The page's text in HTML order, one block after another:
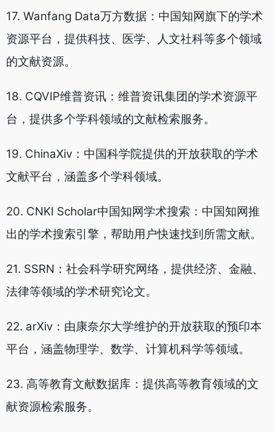
17. Wanfang Data万方数据：中国知网旗下的学术
资源平台，提供科技、医学、人文社科等多个领域
的文献资源。
18. CQVIP维普资讯：维普资讯集团的学术资源平
台，提供多个学科领域的文献检索服务。
19. ChinaXiv：中国科学院提供的开放获取的学术
文献平台，涵盖多个学科领域。
20. CNKI Scholar中国知网学术搜索：中国知网推
出的学术搜索引擎，帮助用户快速找到所需文献。
21. SSRN：社会科学研究网络，提供经济、金融、
法律等领域的学术研究论文。
22. arXiv：由康奈尔大学维护的开放获取的预印本
平台，涵盖物理学、数学、计算机科学等领域。
23. 高等教育文献数据库：提供高等教育领域的文
献资源检索服务。